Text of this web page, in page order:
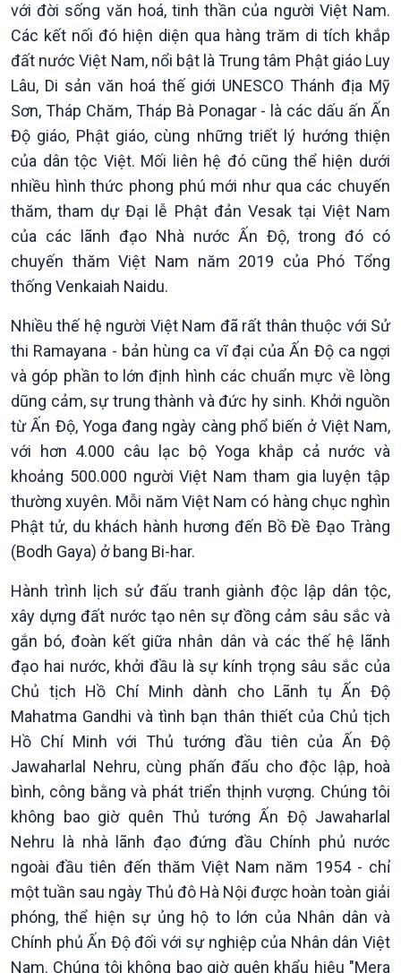
với đời sống văn hoá, tinh thần của người Việt Nam.
Các kết nối đó hiện diện qua hàng trăm di tích khắp
đất nước Việt Nam, nổi bật là Trung tâm Phật giáo Luy
Lâu, Di sản văn hoá thế giới UNESCO Thánh địa Mỹ
Sơn, Tháp Chăm, Tháp Bà Ponagar - là các dấu ấn Ấn
Độ giáo, Phật giáo, cùng những triết lý hướng thiện
của dân tộc Việt. Mối liên hệ đó cũng thể hiện dưới
nhiều hình thức phong phú mới như qua các chuyến
thăm, tham dự Đại lễ Phật đản Vesak tại Việt Nam
của các lãnh đạo Nhà nước Ấn Độ, trong đó có
chuyến thăm Việt Nam năm 2019 của Phó Tổng
thống Venkaiah Naidu.
Nhiều thế hệ người Việt Nam đã rất thân thuộc với Sử
thi Ramayana - bản hùng ca vĩ đại của Ấn Độ ca ngợi
và góp phần to lớn định hình các chuẩn mực về lòng
dũng cảm, sự trung thành và đức hy sinh. Khởi nguồn
từ Ấn Độ, Yoga đang ngày càng phổ biến ở Việt Nam,
với hơn 4.000 câu lạc bộ Yoga khắp cả nước và
khoảng 500.000 người Việt Nam tham gia luyện tập
thường xuyên. Mỗi năm Việt Nam có hàng chục nghìn
Phật tử, du khách hành hương đến Bồ Đề Đạo Tràng
(Bodh Gaya) ở bang Bi-har.
Hành trình lịch sử đấu tranh giành độc lập dân tộc,
xây dựng đất nước tạo nên sự đồng cảm sâu sắc và
gắn bó, đoàn kết giữa nhân dân và các thế hệ lãnh
đạo hai nước, khởi đầu là sự kính trọng sâu sắc của
Chủ tịch Hồ Chí Minh dành cho Lãnh tụ Ấn Độ
Mahatma Gandhi và tình bạn thân thiết của Chủ tịch
Hồ Chí Minh với Thủ tướng đầu tiên của Ấn Độ
Jawaharlal Nehru, cùng phấn đấu cho độc lập, hoà
bình, công bằng và phát triển thịnh vượng. Chúng tôi
không bao giờ quên Thủ tướng Ấn Độ Jawaharlal
Nehru là nhà lãnh đạo đứng đầu Chính phủ nước
ngoài đầu tiên đến thăm Việt Nam năm 1954 - chỉ
một tuần sau ngày Thủ đô Hà Nội được hoàn toàn giải
phóng, thể hiện sự ủng hộ to lớn của Nhân dân và
Chính phủ Ấn Độ đối với sự nghiệp của Nhân dân Việt
Nam. Chúng tôi không bao giờ quên khẩu hiệu "Mera